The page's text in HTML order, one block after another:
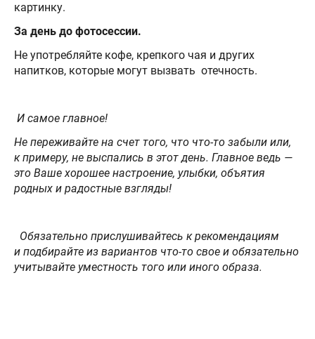
картинку.
За день до фотосессии.
Не употребляйте кофе, крепкого чая и других
напитков, которые могут вызвать отечность.
И самое главное!
Не переживайте на счет того, что что-то забыли или,
к примеру, не выспались в этот день. Главное ведь —
это Ваше хорошее настроение, улыбки, объятия
родных и радостные взгляды!
Обязательно прислушивайтесь к рекомендациям
и подбирайте из вариантов что-то свое и обязательно
учитывайте уместность того или иного образа.